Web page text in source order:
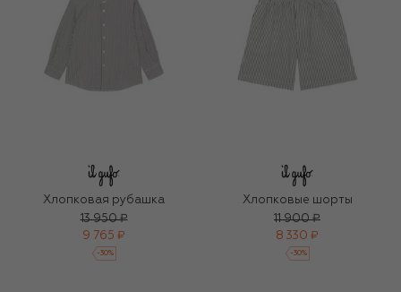
Хлопковая рубашка
13 950 ₽
9 765 ₽
-30%
Хлопковые шорты
11 900 ₽
8 330 ₽
-30%